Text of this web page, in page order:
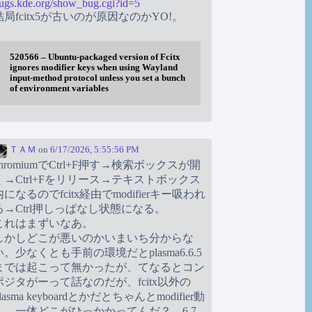
show_bug.cgi?id=5
局fcitx5が古いのが原因なのかYO!。
520566 – Ubuntu-packaged version of Fcitx
ignores modifier keys when using Wayland
input-method protocol unless you set a bunch
of environment variables
ＴＡＭ on6/17/2026, 5:55:56 PM
でCtrl+F押す→検索ボックスが開
→Ctrl+Fをリリース→テキストボックス
になるのでfcitx経由でmodifierキー吸われ
→Ctrl押しっぱなし状態になる。
れはまずいなあ。
かしどこが悪いのかいまいち分からな
。少なくとも手前の環境だとplasma6.6.5
では起こって無かったが、てなるとコン
ジタがーって話なのだが、fcitx以外の
keyboardとかだとちゃんとmodifier動